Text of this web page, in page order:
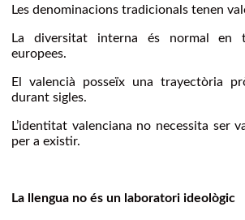
Les denominacions tradicionals tenen
La diversitat interna és normal en
europees.
El valencià posseïx una trayectòria
durant sigles.
L’identitat valenciana no necessita ser
per a existir.
La llengua no és un laboratori ideològic